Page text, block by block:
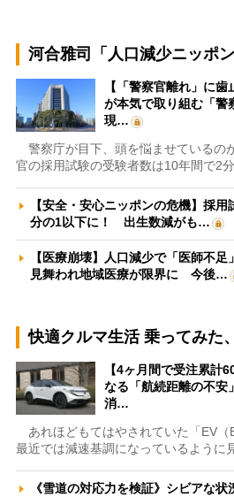
河合雅司「人口減少ニッポン
【「警察官離れ」に
が本気で取り組む「
現…
警察庁が目下、頭を悩ませているの
官の採用試験の受験者数は10年間で2
【安全・安心ニッポンの危機】採
分の1以下に！ 出生数減がも…
【医療崩壊】人口減少で「医師不
見舞われ地域医療が限界に 今後…
快適クルマ生活 乗ってみた
【4ヶ月間で受注累計
なる「航続距離の不安
消…
あれほどもてはやされていた「EV（
最近では減速基調になっているように
《雪道の対応力を検証》シビアな